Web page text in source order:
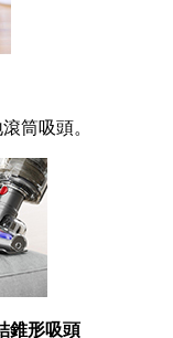
筒吸頭。
錐形吸頭